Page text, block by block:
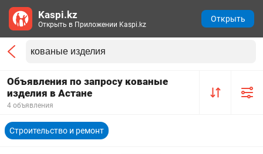
Объявления по запросу кованые
изделия в Астане
4 объявления
Строительство и ремонт
Kaspi.kz
Открыть в Приложении Kaspi.kz
Открыть